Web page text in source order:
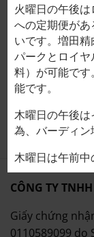
THÔNG TIN BỔ
Nó có cảm
Thăn lợn
Nó nhỏ giọt
CÔNG TY TNHH
Giấy chứng
0110589099 do
火曜日の午後
への定期便が
いです。増田
パークとロイ
料）が可能で
能です。
木曜日の午後は
為、バーディン
木曜日は午前中